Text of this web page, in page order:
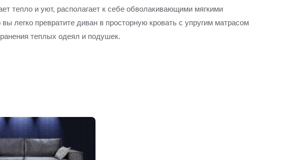
тепло и уют, располагает к себе обволакивающими мягкими
превратите диван в просторную кровать с упругим матрасом
теплых одеял и подушек.